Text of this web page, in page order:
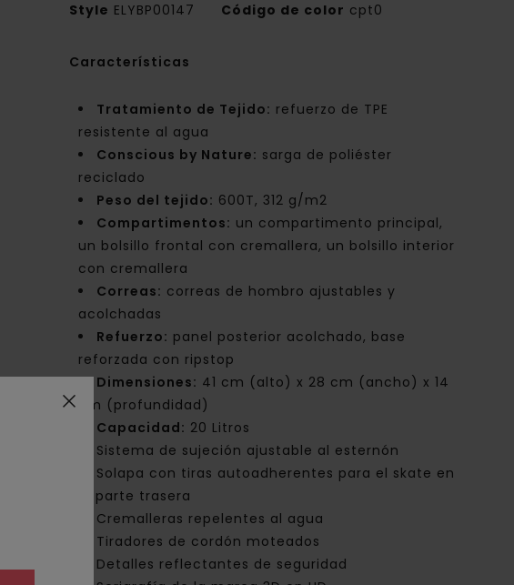
Style ELYBP00147 Código de color cpt0
Características
Tratamiento de Tejido: refuerzo de TPE
resistente al agua
Conscious by Nature: sarga de poliéster
reciclado
Peso del tejido: 600T, 312 g/m2
Compartimentos: un compartimento principal,
un bolsillo frontal con cremallera, un bolsillo interior
con cremallera
Correas: correas de hombro ajustables y
acolchadas
Refuerzo: panel posterior acolchado, base
reforzada con ripstop
Dimensiones: 41 cm (alto) x 28 cm (ancho) x 14
cm (profundidad)
Capacidad: 20 Litros
Sistema de sujeción ajustable al esternón
Solapa con tiras autoadherentes para el skate en
la parte trasera
Cremalleras repelentes al agua
Tiradores de cordón moteados
Detalles reflectantes de seguridad